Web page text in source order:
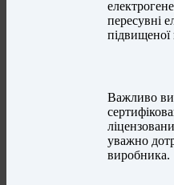
пересувні
підвищеної
Важливо
уважно
виробника.